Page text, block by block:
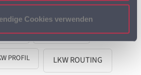
Cookies verwenden
LIEFERDIENSTE
PROFIL LKW ROUTING